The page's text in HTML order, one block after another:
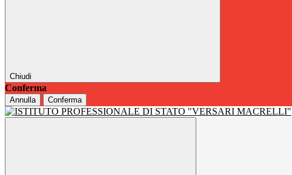
Chiudi
Conferma
Annulla Conferma